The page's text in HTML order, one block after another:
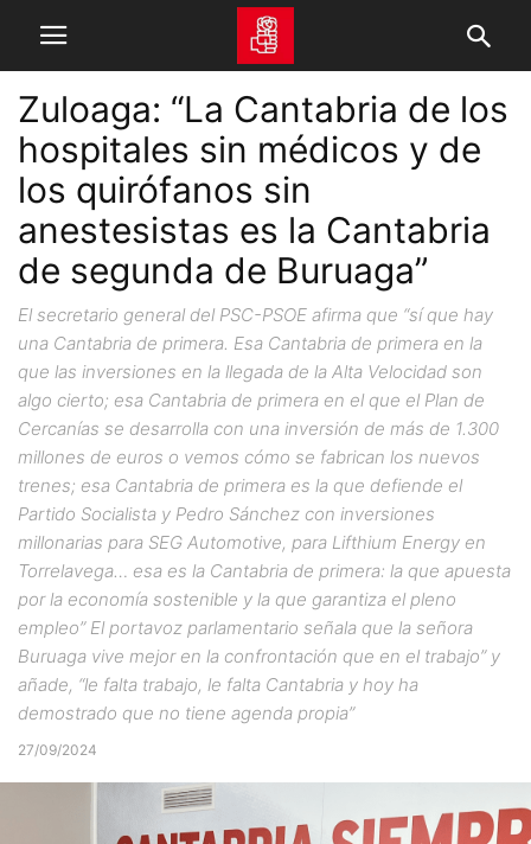
Zuloaga: “La Cantabria de los
hospitales sin médicos y de
los quirófanos sin
anestesistas es la Cantabria
de segunda de Buruaga”
El secretario general del PSC-PSOE afirma que “sí que hay
una Cantabria de primera. Esa Cantabria de primera en la
que las inversiones en la llegada de la Alta Velocidad son
algo cierto; esa Cantabria de primera en el que el Plan de
Cercanías se desarrolla con una inversión de más de 1.300
millones de euros o vemos cómo se fabrican los nuevos
trenes; esa Cantabria de primera es la que defiende el
Partido Socialista y Pedro Sánchez con inversiones
millonarias para SEG Automotive, para Lifthium Energy en
Torrelavega… esa es la Cantabria de primera: la que apuesta
por la economía sostenible y la que garantiza el pleno
empleo” El portavoz parlamentario señala que la señora
Buruaga vive mejor en la confrontación que en el trabajo” y
añade, “le falta trabajo, le falta Cantabria y hoy ha
demostrado que no tiene agenda propia”
27/09/2024